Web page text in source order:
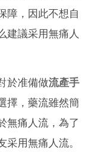
障，因此不想自
建議采用無痛人
於准備做流產手
擇，藥流雖然簡
無痛人流，為了
用無痛人流。